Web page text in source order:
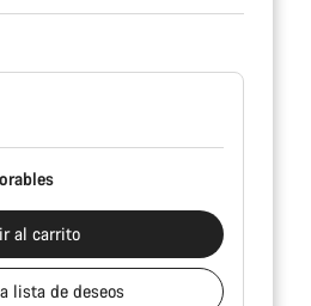
al carrito
lista de deseos